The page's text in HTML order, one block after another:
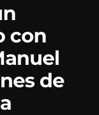
con
de